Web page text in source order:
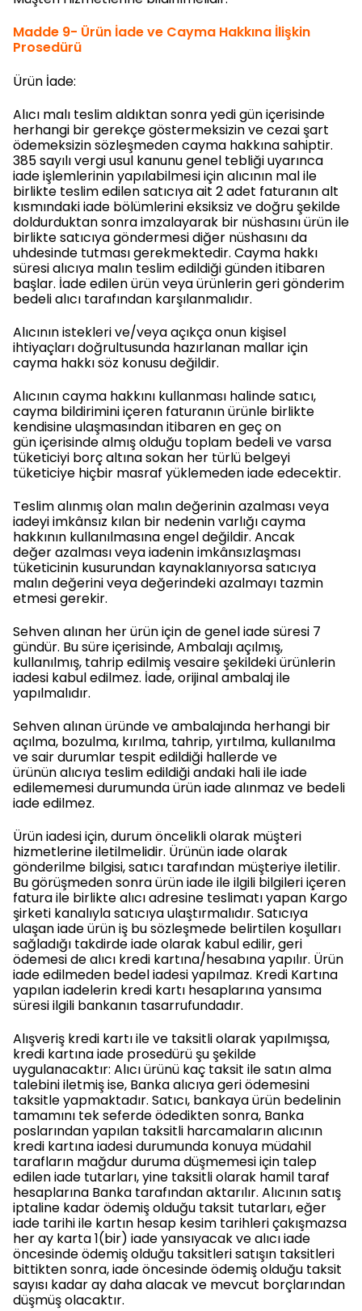
Madde 9- Ürün İade ve Cayma Hakkına İlişkin
Prosedürü
Ürün İade:
Alıcı malı teslim aldıktan sonra yedi gün içerisinde
herhangi bir gerekçe göstermeksizin ve cezai şart
ödemeksizin sözleşmeden cayma hakkına sahiptir.
385 sayılı vergi usul kanunu genel tebliği uyarınca
iade işlemlerinin yapılabilmesi için alıcının mal ile
birlikte teslim edilen satıcıya ait 2 adet faturanın alt
kısmındaki iade bölümlerini eksiksiz ve doğru şekilde
doldurduktan sonra imzalayarak bir nüshasını ürün ile
birlikte satıcıya göndermesi diğer nüshasını da
uhdesinde tutması gerekmektedir. Cayma hakkı
süresi alıcıya malın teslim edildiği günden itibaren
başlar. İade edilen ürün veya ürünlerin geri gönderim
bedeli alıcı tarafından karşılanmalıdır.
Alıcının istekleri ve/veya açıkça onun kişisel
ihtiyaçları doğrultusunda hazırlanan mallar için
cayma hakkı söz konusu değildir.
Alıcının cayma hakkını kullanması halinde satıcı,
cayma bildirimini içeren faturanın ürünle birlikte
kendisine ulaşmasından itibaren en geç on
gün içerisinde almış olduğu toplam bedeli ve varsa
tüketiciyi borç altına sokan her türlü belgeyi
tüketiciye hiçbir masraf yüklemeden iade edecektir.
Teslim alınmış olan malın değerinin azalması veya
iadeyi imkânsız kılan bir nedenin varlığı cayma
hakkının kullanılmasına engel değildir. Ancak
değer azalması veya iadenin imkânsızlaşması
tüketicinin kusurundan kaynaklanıyorsa satıcıya
malın değerini veya değerindeki azalmayı tazmin
etmesi gerekir.
Sehven alınan her ürün için de genel iade süresi 7
gündür. Bu süre içerisinde, Ambalajı açılmış,
kullanılmış, tahrip edilmiş vesaire şekildeki ürünlerin
iadesi kabul edilmez. İade, orijinal ambalaj ile
yapılmalıdır.
Sehven alınan üründe ve ambalajında herhangi bir
açılma, bozulma, kırılma, tahrip, yırtılma, kullanılma
ve sair durumlar tespit edildiği hallerde ve
ürünün alıcıya teslim edildiği andaki hali ile iade
edilememesi durumunda ürün iade alınmaz ve bedeli
iade edilmez.
Ürün iadesi için, durum öncelikli olarak müşteri
hizmetlerine iletilmelidir. Ürünün iade olarak
gönderilme bilgisi, satıcı tarafından müşteriye iletilir.
Bu görüşmeden sonra ürün iade ile ilgili bilgileri içeren
fatura ile birlikte alıcı adresine teslimatı yapan Kargo
şirketi kanalıyla satıcıya ulaştırmalıdır. Satıcıya
ulaşan iade ürün iş bu sözleşmede belirtilen koşulları
sağladığı takdirde iade olarak kabul edilir, geri
ödemesi de alıcı kredi kartına/hesabına yapılır. Ürün
iade edilmeden bedel iadesi yapılmaz. Kredi Kartına
yapılan iadelerin kredi kartı hesaplarına yansıma
süresi ilgili bankanın tasarrufundadır.
Alışveriş kredi kartı ile ve taksitli olarak yapılmışsa,
kredi kartına iade prosedürü şu şekilde
uygulanacaktır: Alıcı ürünü kaç taksit ile satın alma
talebini iletmiş ise, Banka alıcıya geri ödemesini
taksitle yapmaktadır. Satıcı, bankaya ürün bedelinin
tamamını tek seferde ödedikten sonra, Banka
poslarından yapılan taksitli harcamaların alıcının
kredi kartına iadesi durumunda konuya müdahil
tarafların mağdur duruma düşmemesi için talep
edilen iade tutarları, yine taksitli olarak hamil taraf
hesaplarına Banka tarafından aktarılır. Alıcının satış
iptaline kadar ödemiş olduğu taksit tutarları, eğer
iade tarihi ile kartın hesap kesim tarihleri çakışmazsa
her ay karta 1(bir) iade yansıyacak ve alıcı iade
öncesinde ödemiş olduğu taksitleri satışın taksitleri
bittikten sonra, iade öncesinde ödemiş olduğu taksit
sayısı kadar ay daha alacak ve mevcut borçlarından
düşmüş olacaktır.